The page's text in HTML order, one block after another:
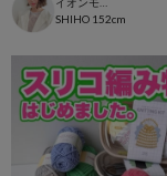
SHIHO 152cm